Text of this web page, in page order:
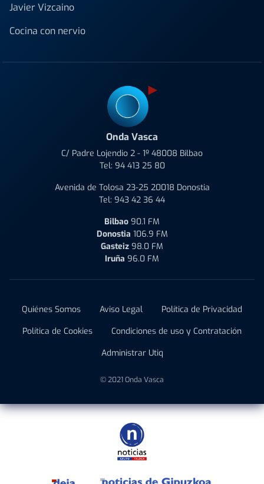
Javier Vizcaino
Cocina con nervio
Onda Vasca
C/ Padre Lojendio 2 - 1º 48008 Bilbao
Tel: 94 413 25 80
Avenida de Tolosa 23-25 20018 Donostia
Tel: 943 42 36 44
Bilbao 90.1 FM
Donostia 106.9 FM
Gasteiz 98.0 FM
Iruña 96.0 FM
Quiénes Somos Aviso Legal
Política de Privacidad
Política de Cookies
Condiciones de uso y Contratación
Administrar Utiq
© 2021 Onda Vasca